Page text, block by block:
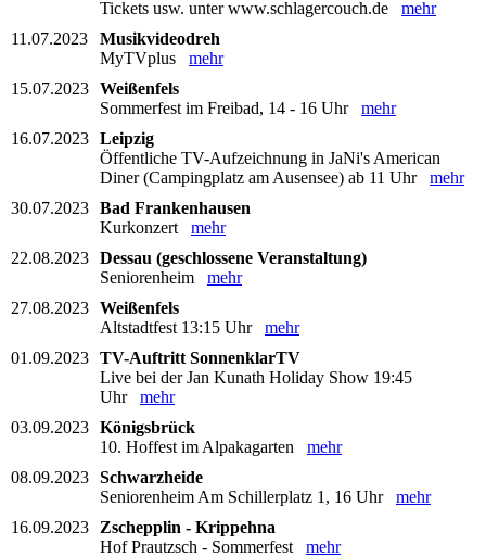
Tickets usw. unter www.schlagercouch.de mehr
11.07.2023
Musikvideodreh
MyTVplus mehr
15.07.2023 Weißenfels
Sommerfest im Freibad, 14 - 16 Uhr mehr
16.07.2023 Leipzig
Öffentliche TV-Aufzeichnung in JaNi's American
Diner (Campingplatz am Ausensee) ab 11 Uhr mehr
30.07.2023 Bad Frankenhausen
Kurkonzert mehr
22.08.2023 Dessau (geschlossene Veranstaltung)
Seniorenheim mehr
27.08.2023 Weißenfels
Altstadtfest 13:15 Uhr mehr
01.09.2023 TV-Auftritt SonnenklarTV
Live bei der Jan Kunath Holiday Show 19:45
Uhr mehr
03.09.2023 Königsbrück
10. Hoffest im Alpakagarten mehr
08.09.2023 Schwarzheide
Seniorenheim Am Schillerplatz 1, 16 Uhr mehr
16.09.2023
Zschepplin - Krippehna
Hof Prautzsch - Sommerfest mehr